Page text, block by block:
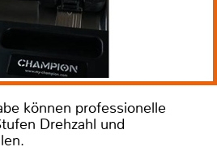
können professionelle
Drehzahl und